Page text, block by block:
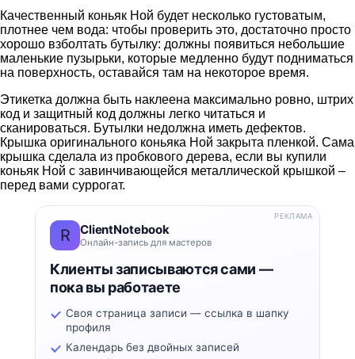
Качественный коньяк Ной будет несколько густоватым,
плотнее чем вода: чтобы проверить это, достаточно просто
хорошо взболтать бутылку: должны появиться небольшие
маленькие пузырьки, которые медленно будут подниматься
на поверхность, оставайся там на некоторое время.
Этикетка должна быть наклеена максимально ровно, штрих
код и защитный код должны легко читаться и
сканироваться. Бутылки недолжна иметь дефектов.
Крышка оригинального коньяка Ной закрыта пленкой. Сама
крышка сделала из пробкового дерева, если вы купили
коньяк Ной с завинчивающейся металлической крышкой –
перед вами суррогат.
R ClientNotebook
Онлайн-запись для мастеров
Клиенты записываются сами —
пока вы работаете
Своя страница записи — ссылка в шапку
профиля
Календарь без двойных записей
РЕКЛАМА